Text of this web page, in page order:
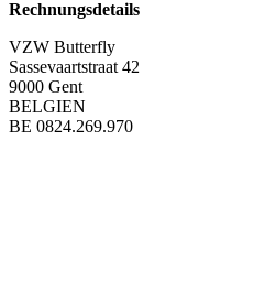
Rechnungsdetails
VZW Butterfly
Sassevaartstraat 42
9000 Gent
BELGIEN
BE 0824.269.970